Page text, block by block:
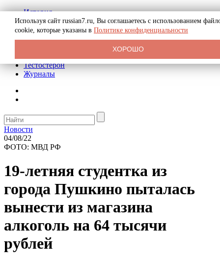
История
Биография
Криминал
Реклама на сайте
Тестостерон
Журналы
Новости
04/08/22
ФОТО: МВД РФ
19-летняя студентка из
города Пушкино пыталась
вынести из магазина
алкоголь на 64 тысячи
рублей
Используя сайт russian7.ru, Вы соглашаетесь с использованием
cookie, которые указаны в Политике конфиденциальности
ХОРОШО